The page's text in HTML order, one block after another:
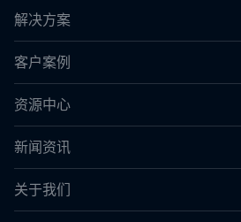
解决方案
客户案例
资源中心
新闻资讯
关于我们